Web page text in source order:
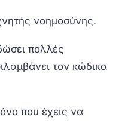
νοημοσύνης.
πολλές
τον κώδικα
που έχεις να